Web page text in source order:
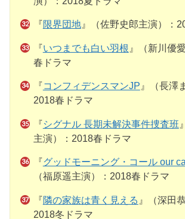
『限界団地』（佐野史郎主演）：
『いつまでも白い羽根 』（新川優
春ドラマ
『コンフィデンスマンJP 』（長澤
2018春ドラマ
『シグナル 長期未解決事件捜査班
主演）：2018春ドラマ
『グッドモーニング・コール our
（福原遥主演）：2018春ドラマ
『隣の家族は青く見える 』（深田
2018冬ドラマ